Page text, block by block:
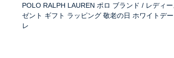
POLO RALPH LAUREN ポロ ブランド / レディ
ゼント ギフト ラッピング 敬老の日 ホワイトデ
レ